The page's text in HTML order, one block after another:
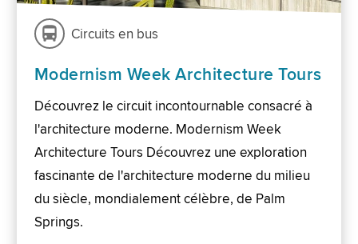
Circuits en bus
Modernism Week Architecture Tours
Découvrez le circuit incontournable consacré à
l'architecture moderne. Modernism Week
Architecture Tours Découvrez une exploration
fascinante de l'architecture moderne du milieu
du siècle, mondialement célèbre, de Palm
Springs.